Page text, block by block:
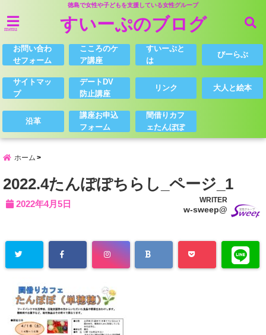
徳島で女性や子どもを支援している女性グループ
menu すいーぷのブログ
お問い合わ
せフォーム
こころのケ
ア講座
すいーぷと
は
びーらぶ
サイトマッ
プ
デートDV
防止講座
リンク 大人と絵本
沿革
講座お申込
フォーム
間借りカフ
ェたんぽぽ
ホーム
2022.4たんぽぽちらし_ページ_1
2022年4月5日 WRITER
w-sweep@